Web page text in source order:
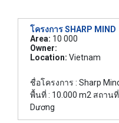
โครงการ SHARP MIND
Area: 10 000
Owner:
Location: Vietnam
ชื่อโครงการ : Sharp
พื้นที่ : 10.000 m2 สถานที่
Dương